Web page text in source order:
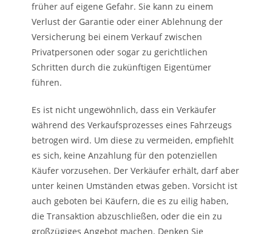
früher auf eigene Gefahr. Sie kann zu einem
Verlust der Garantie oder einer Ablehnung der
Versicherung bei einem Verkauf zwischen
Privatpersonen oder sogar zu gerichtlichen
Schritten durch die zukünftigen Eigentümer
führen.
Es ist nicht ungewöhnlich, dass ein Verkäufer
während des Verkaufsprozesses eines Fahrzeugs
betrogen wird. Um diese zu vermeiden, empfiehlt
es sich, keine Anzahlung für den potenziellen
Käufer vorzusehen. Der Verkäufer erhält, darf aber
unter keinen Umständen etwas geben. Vorsicht ist
auch geboten bei Käufern, die es zu eilig haben,
die Transaktion abzuschließen, oder die ein zu
großzügiges Angebot machen. Denken Sie